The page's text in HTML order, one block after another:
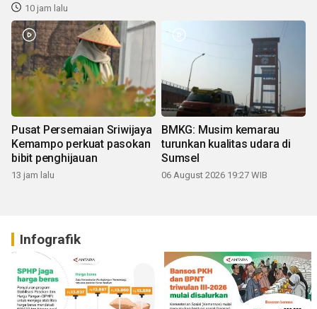
10 jam lalu
Pusat Persemaian Sriwijaya
Kemampo perkuat pasokan
bibit penghijauan
13 jam lalu
BMKG: Musim kemarau
turunkan kualitas udara di
Sumsel
06 August 2026 19:27 WIB
Infografik